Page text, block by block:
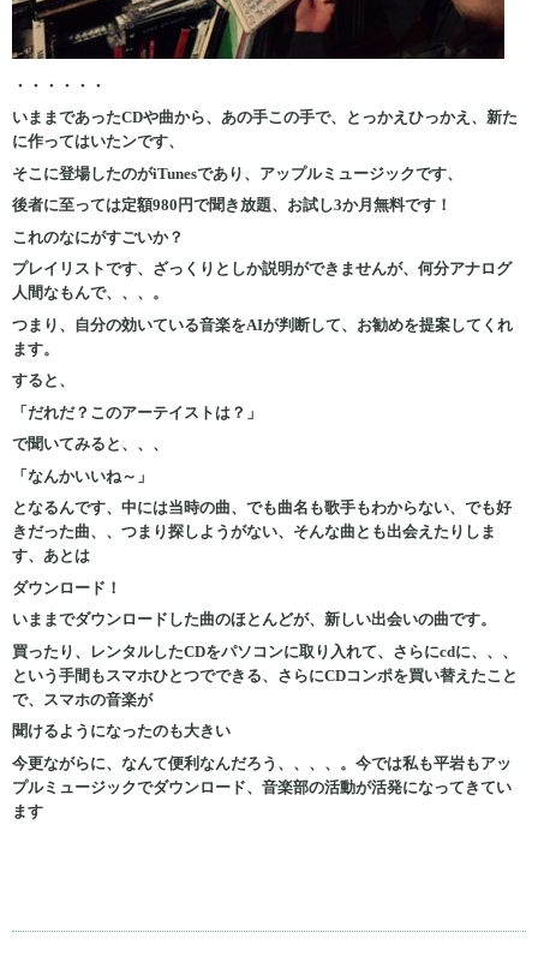
・・・・・・
いままであったCDや曲から、あの手この手で、とっかえひっかえ、新た
に作ってはいたンです、
そこに登場したのがiTunesであり、アップルミュージックです、
後者に至っては定額980円で聞き放題、お試し3か月無料です！
これのなにがすごいか？
プレイリストです、ざっくりとしか説明ができませんが、何分アナログ
人間なもんで、、、。
つまり、自分の効いている音楽をAIが判断して、お勧めを提案してくれ
ます。
すると、
「だれだ？このアーテイストは？」
で聞いてみると、、、
「なんかいいね～」
となるんです、中には当時の曲、でも曲名も歌手もわからない、でも好
きだった曲、、つまり探しようがない、そんな曲とも出会えたりしま
す、あとは
ダウンロード！
いままでダウンロードした曲のほとんどが、新しい出会いの曲です。
買ったり、レンタルしたCDをパソコンに取り入れて、さらにcdに、、、
という手間もスマホひとつでできる、さらにCDコンポを買い替えたこと
で、スマホの音楽が
聞けるようになったのも大きい
今更ながらに、なんて便利なんだろう、、、、。今では私も平岩もアッ
プルミュージックでダウンロード、音楽部の活動が活発になってきてい
ます